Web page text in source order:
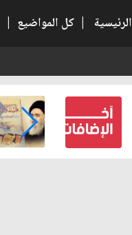
الرئيسية | كل المواضيع |
كتب لنفسه